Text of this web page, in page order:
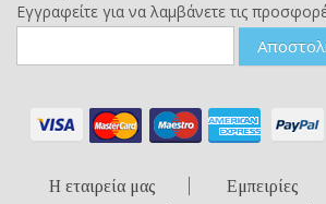
Εγγραφείτε για να λαμβάνετε τις
Η εταιρεία μας
Εμπειρίες